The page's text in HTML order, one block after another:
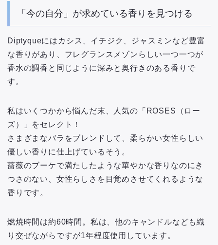
「今の自分」が求めている香りを見つける
Diptyqueにはカシス、イチジク、ジャスミンなど豊富
な香りがあり、フレグランスメゾンらしい一つ一つが
香水の調香と同じように深みと奥行きのある香りで
す。
私はいくつかから悩んだ末、人気の「ROSES（ロー
ズ）」をセレクト！
さまざまなバラをブレンドして、柔らかい女性らしい
優しい香りに仕上げているそう。
薔薇のブーケで満たしたような華やかな香りなのにき
つさのない、女性らしさを目覚めさせてくれるような
香りです。
燃焼時間は約60時間。私は、他のキャンドルなども織
り交ぜながらですが1年程度使用しています。